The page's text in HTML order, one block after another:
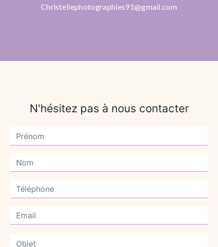
christellephotographies91@gmail.com
N'hésitez pas à nous contacter